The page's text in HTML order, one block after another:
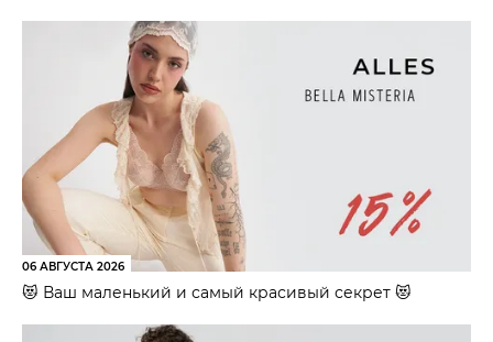
06 АВГУСТА 2026
😻 Ваш маленький и самый красивый секрет 😻